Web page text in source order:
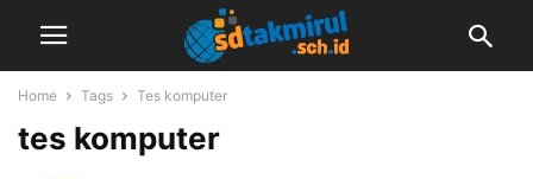
Home Tags Tes komputer
tes komputer